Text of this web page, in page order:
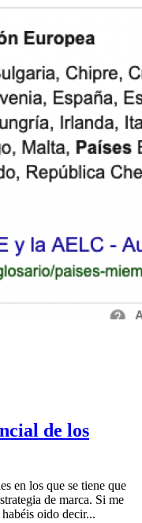
de los
en los que se tiene que
de marca. Si me
oido decir...